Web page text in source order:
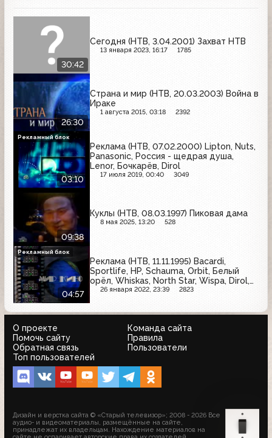
30:42
Сегодня (НТВ, 3.04.2001) Захват НТВ
13 января 2023, 16:17 1785
26:30
Страна и мир (НТВ, 20.03.2003) Война в
Ираке
1 августа 2015, 03:18 2392
03:10
Реклама (НТВ, 07.02.2000) Lipton, Nuts,
Panasonic, Россия - щедрая душа,
Lenor, Бочкарёв, Dirol
17 июля 2019, 00:40 3049
Рекламный блок
09:38
Куклы (НТВ, 08.03.1997) Пиковая дама
8 мая 2025, 13:20 528
04:57
Реклама (НТВ, 11.11.1995) Bacardi,
Sportlife, HP, Schauma, Orbit, Белый
орёл, Whiskas, North Star, Wispa, Dirol,
Rasputin, Halls
26 января 2022, 23:39 2823
Рекламный блок
О проекте
Команда сайта
Помочь сайту
Правила
Обратная связь
Пользователи
Топ пользователей
Дизайн и верстка сайта © «Старый телевизор»; 2008 - 2026 Все
аудио- и видеоматериалы, размещённые на сайте,
принадлежат их владельцам. Нахождение материалов на